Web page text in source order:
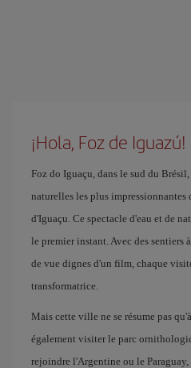
¡Hola, Foz de Iguazú!
Foz do Iguaçu, dans le sud du
naturelles les plus impressionnantes
d'Iguaçu. Ce spectacle d'eau et de
le premier instant. Avec des sentiers
de vue dignes d'un film, chaque
transformatrice.
Mais cette ville ne se résume pas
également visiter le parc
rejoindre l'Argentine ou le